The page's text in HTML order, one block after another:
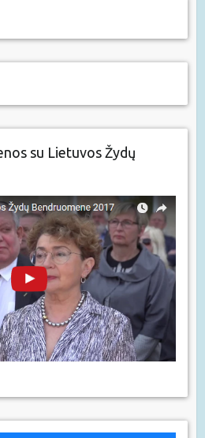
su Lietuvos Žydų